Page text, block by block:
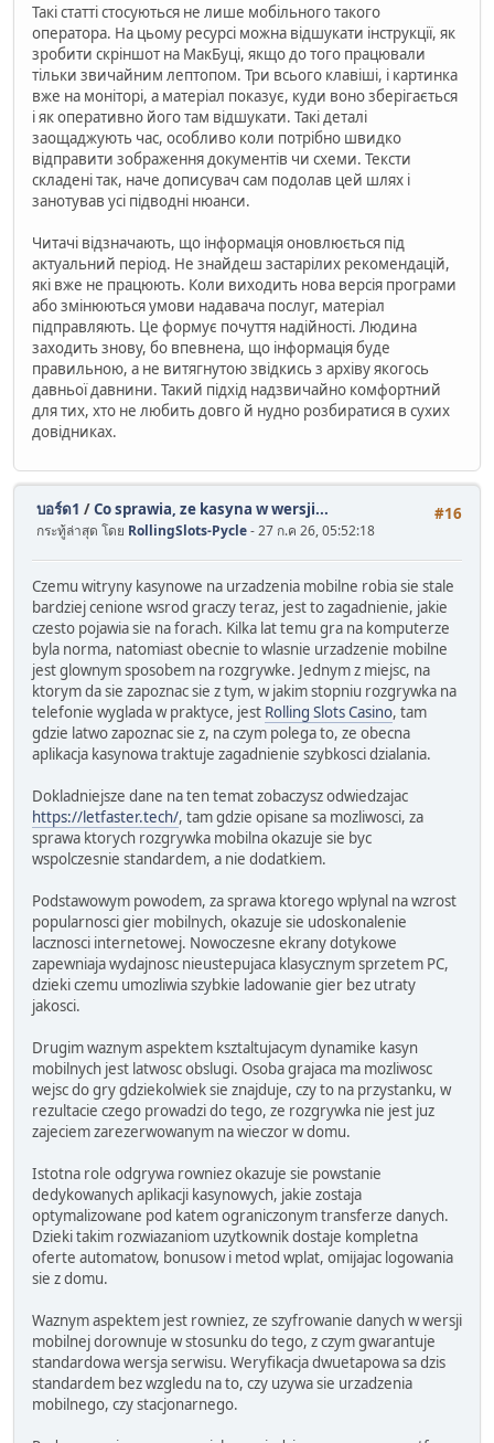
Такі статті стосуються не лише мобільного такого
оператора. На цьому ресурсі можна відшукати інструкції, як
зробити скріншот на МакБуці, якщо до того працювали
тільки звичайним лептопом. Три всього клавіші, і картинка
вже на моніторі, а матеріал показує, куди воно зберігається
і як оперативно його там відшукати. Такі деталі
заощаджують час, особливо коли потрібно швидко
відправити зображення документів чи схеми. Тексти
складені так, наче дописувач сам подолав цей шлях і
занотував усі підводні нюанси.
Читачі відзначають, що інформація оновлюється під
актуальний період. Не знайдеш застарілих рекомендацій,
які вже не працюють. Коли виходить нова версія програми
або змінюються умови надавача послуг, матеріал
підправляють. Це формує почуття надійності. Людина
заходить знову, бо впевнена, що інформація буде
правильною, а не витягнутою звідкись з архіву якогось
давньої давнини. Такий підхід надзвичайно комфортний
для тих, хто не любить довго й нудно розбиратися в сухих
довідниках.
#16
บอร์ด1 /Co sprawia, ze kasyna w wersji...
กระทู้ล่าสุด โดย RollingSlots-Pycle- 27 ก.ค 26, 05:52:18
Czemu witryny kasynowe na urzadzenia mobilne robia sie stale
bardziej cenione wsrod graczy teraz, jest to zagadnienie, jakie
czesto pojawia sie na forach. Kilka lat temu gra na komputerze
byla norma, natomiast obecnie to wlasnie urzadzenie mobilne
jest glownym sposobem na rozgrywke. Jednym z miejsc, na
ktorym da sie zapoznac sie z tym, w jakim stopniu rozgrywka na
telefonie wyglada w praktyce, jest Rolling Slots Casino, tam
gdzie latwo zapoznac sie z, na czym polega to, ze obecna
aplikacja kasynowa traktuje zagadnienie szybkosci dzialania.
Dokladniejsze dane na ten temat zobaczysz odwiedzajac
https://letfaster.tech/, tam gdzie opisane sa mozliwosci, za
sprawa ktorych rozgrywka mobilna okazuje sie byc
wspolczesnie standardem, a nie dodatkiem.
Podstawowym powodem, za sprawa ktorego wplynal na wzrost
popularnosci gier mobilnych, okazuje sie udoskonalenie
lacznosci internetowej. Nowoczesne ekrany dotykowe
zapewniaja wydajnosc nieustepujaca klasycznym sprzetem PC,
dzieki czemu umozliwia szybkie ladowanie gier bez utraty
jakosci.
Drugim waznym aspektem ksztaltujacym dynamike kasyn
mobilnych jest latwosc obslugi. Osoba grajaca ma mozliwosc
wejsc do gry gdziekolwiek sie znajduje, czy to na przystanku, w
rezultacie czego prowadzi do tego, ze rozgrywka nie jest juz
zajeciem zarezerwowanym na wieczor w domu.
Istotna role odgrywa rowniez okazuje sie powstanie
dedykowanych aplikacji kasynowych, jakie zostaja
optymalizowane pod katem ograniczonym transferze danych.
Dzieki takim rozwiazaniom uzytkownik dostaje kompletna
oferte automatow, bonusow i metod wplat, omijajac logowania
sie z domu.
Waznym aspektem jest rowniez, ze szyfrowanie danych w wersji
mobilnej dorownuje w stosunku do tego, z czym gwarantuje
standardowa wersja serwisu. Weryfikacja dwuetapowa sa dzis
standardem bez wzgledu na to, czy uzywa sie urzadzenia
mobilnego, czy stacjonarnego.